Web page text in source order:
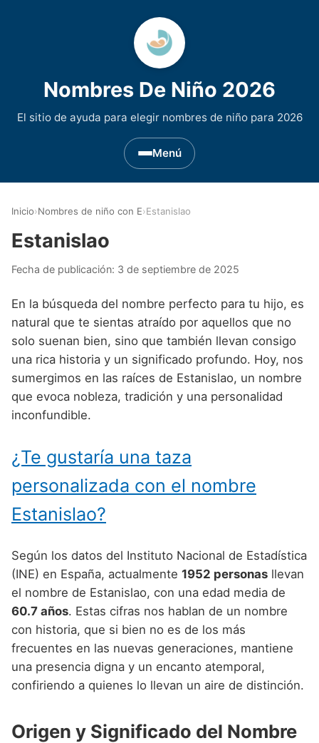
Nombres De Niño 2026
El sitio de ayuda para elegir nombres de niño para 2026
Menú
Nombres de niño que empiezan por D
Nombres de niño que empiezan por E
Nombres de niño que empiezan por F
Nombres de niño que empiezan por G
Nombres de niño que empiezan por H
Nombres de niño que empiezan por I
Nombres de niño que empiezan por J
Nombres de niño que empiezan por K
Nombres de niño que empiezan por M
Nombres de niño que empiezan por N
Nombres de niño que empiezan por O
Nombres de niño que empiezan por P
Nombres de niño que empiezan por Q
Nombres de niño que empiezan por S
Nombres de Niño Asturianos
Nombres de Niño Baleares
Nombres de Niño Canarios
Nombres de Niño Cantabros
Nombres de Niño Catalanes
Nombres de Niño Extremeños
Nombres de Niño Gallegos
Nombres de Niño Murcianos
Nombres de Niño Navarros
Nombres de Niño Riojanos
Nombres de Niño Valencianos
Nombres de Niño Vascos
Nombres de Niño Celtas
Nombres de Niño Egipcios
Nombres de Niño Griegos
Nombres de Niño Mitologicos
Nombres de Niño Vikingos
Nombres de Niño Alemanes
Nombres de Niño Americanos
Nombres de Niño Arabes
Nombres de Niño Chinos
Nombres de Niño Hispanoamericanos
Nombres de Niño Ingleses
Nombres de Niño Italianos
Nombres de Niño Judíos
Nombres de Niño Marroquíes
Nombres de Niño Portugueses
Nombres de Niño Rumanos
Nombres de Niño Rusos
Buscar
Inicio›Nombres de niño con E›Estanislao
Estanislao
Fecha de publicación: 3 de septiembre de 2025
En la búsqueda del nombre perfecto para tu hijo, es
natural que te sientas atraído por aquellos que no
solo suenan bien, sino que también llevan consigo
una rica historia y un significado profundo. Hoy, nos
sumergimos en las raíces de Estanislao, un nombre
que evoca nobleza, tradición y una personalidad
inconfundible.
¿Te gustaría una taza
personalizada con el nombre
Estanislao?
Según los datos del Instituto Nacional de Estadística
(INE) en España, actualmente 1952 personas llevan
el nombre de Estanislao, con una edad media de
60.7 años. Estas cifras nos hablan de un nombre
con historia, que si bien no es de los más
frecuentes en las nuevas generaciones, mantiene
una presencia digna y un encanto atemporal,
confiriendo a quienes lo llevan un aire de distinción.
Origen y Significado del Nombre